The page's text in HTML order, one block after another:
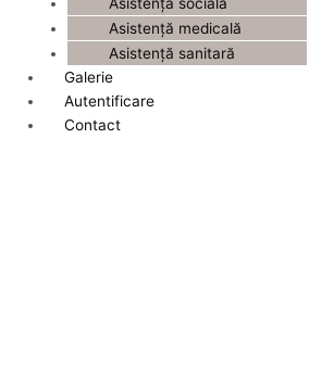
Asistență medicală
Asistență sanitară
Galerie
Autentificare
Contact